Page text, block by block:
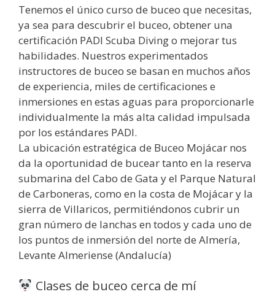
Tenemos el único curso de buceo que necesitas,
ya sea para descubrir el buceo, obtener una
certificación PADI Scuba Diving o mejorar tus
habilidades. Nuestros experimentados
instructores de buceo se basan en muchos años
de experiencia, miles de certificaciones e
inmersiones en estas aguas para proporcionarle
individualmente la más alta calidad impulsada
por los estándares PADI.
La ubicación estratégica de Buceo Mojácar nos
da la oportunidad de bucear tanto en la reserva
submarina del Cabo de Gata y el Parque Natural
de Carboneras, como en la costa de Mojácar y la
sierra de Villaricos, permitiéndonos cubrir un
gran número de lanchas en todos y cada uno de
los puntos de inmersión del norte de Almería,
Levante Almeriense (Andalucía)
Clases de buceo cerca de mí